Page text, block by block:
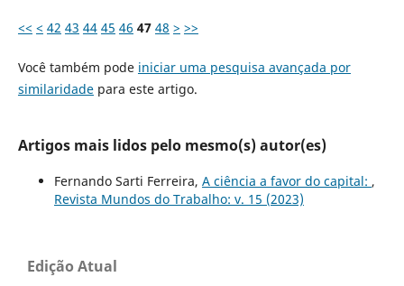
<< < 42 43 44 45 46 47 48 > >>
Você também pode iniciar uma pesquisa avançada por
similaridadepara este artigo.
Artigos mais lidos pelo mesmo(s) autor(es)
Fernando Sarti Ferreira, A ciência a favor do capital: ,
Revista Mundos do Trabalho: v. 15 (2023)
Edição Atual